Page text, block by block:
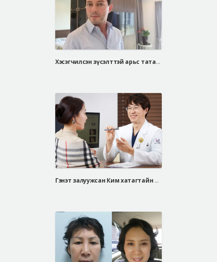
Хэсэгчилсэн зүсэлттэй арьс татах мэс засал
Гэнэт залуужсан Ким хатагтайн нүүрний үрчлээ, завжны үрчлээнээсээ салсан нууц арга